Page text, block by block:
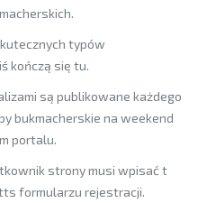
typów
kończą się tu.
są publikowane każdego
bukmacherskie na weekend
portalu.
strony musi wpisać t
formularzu rejestracji.